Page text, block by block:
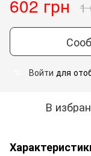
602 грн 1
Войти для
В